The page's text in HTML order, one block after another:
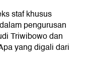
staf khusus
pengurusan
Triwibowo dan
yang digali dari